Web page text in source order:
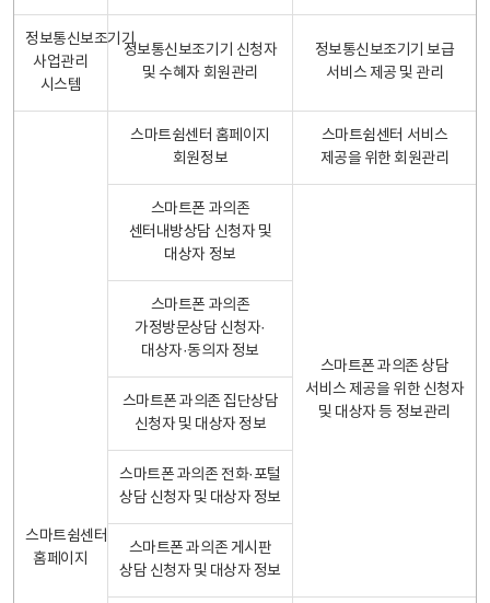
정보통신보조기기
사업관리
시스템
정보통신보조기기 신청자
및 수혜자 회원관리
정보통신보조기기 보급
서비스 제공 및 관리
스마트쉼센터
홈페이지
스마트쉼센터 홈페이지
회원정보
스마트쉼센터 서비스
제공을 위한 회원관리
스마트폰 과의존
센터내방상담 신청자 및
대상자 정보
스마트폰 과의존 상담
서비스 제공을 위한 신청자
및 대상자 등 정보관리
스마트폰 과의존
가정방문상담 신청자·
대상자·동의자 정보
스마트폰 과의존 집단상담
신청자 및 대상자 정보
스마트폰 과의존 전화·포털
상담 신청자 및 대상자 정보
스마트폰 과의존 게시판
상담 신청자 및 대상자 정보